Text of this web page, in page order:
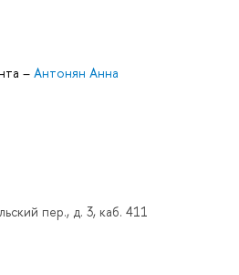
– Антонян Анна
пер., д. 3, каб. 411